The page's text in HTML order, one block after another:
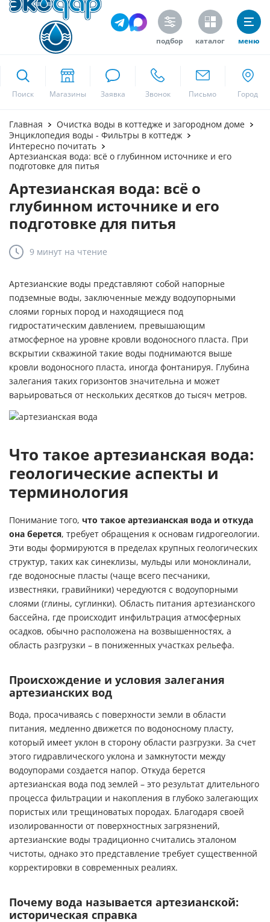
подбор каталог меню
Поиск
Москва
Главная
Очистка воды в коттедже и загородном доме
Энциклопедия воды - Фильтры в коттедж
Интересно почитать
Артезианская вода: всё о глубинном источнике и его
подготовке для питья
Артезианская вода: всё о
глубинном источнике и его
подготовке для питья
9 минут на чтение
Артезианские воды представляют собой напорные
подземные воды, заключенные между водоупорными
слоями горных пород и находящиеся под
гидростатическим давлением, превышающим
атмосферное на уровне кровли водоносного пласта. При
вскрытии скважиной такие воды поднимаются выше
кровли водоносного пласта, иногда фонтанируя. Глубина
залегания таких горизонтов значительна и может
варьироваться от нескольких десятков до тысяч метров.
Что такое артезианская вода:
геологические аспекты и
терминология
Понимание того, что такое артезианская вода и откуда
она берется, требует обращения к основам гидрогеологии.
Эти воды формируются в пределах крупных геологических
структур, таких как синеклизы, мульды или моноклинали,
где водоносные пласты (чаще всего песчаники,
известняки, гравийники) чередуются с водоупорными
слоями (глины, суглинки). Область питания артезианского
бассейна, где происходит инфильтрация атмосферных
осадков, обычно расположена на возвышенностях, а
область разгрузки – в пониженных участках рельефа.
Происхождение и условия залегания
артезианских вод
Вода, просачиваясь с поверхности земли в области
питания, медленно движется по водоносному пласту,
который имеет уклон в сторону области разгрузки. За счет
этого гидравлического уклона и замкнутости между
водоупорами создается напор. Откуда берется
артезианская вода под землей – это результат длительного
процесса фильтрации и накопления в глубоко залегающих
пористых или трещиноватых породах. Благодаря своей
изолированности от поверхностных загрязнений,
артезианские воды традиционно считались эталоном
чистоты, однако это представление требует существенной
корректировки в современных реалиях.
Почему вода называется артезианской:
историческая справка